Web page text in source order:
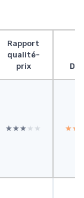
Rapport
qualité-
prix
★★★★★
★★★★★